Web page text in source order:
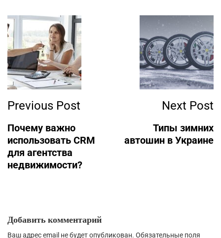
Post
Navigation
Previous Post
Почему важно
использовать CRM
для агентства
недвижимости?
Next Post
Типы зимних
автошин в Украине
Добавить комментарий
Ваш адрес email не будет опубликован. Обязательные поля